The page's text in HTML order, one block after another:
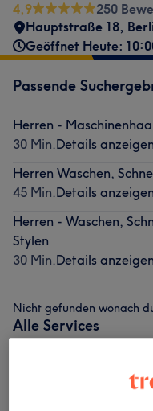
4,9
250
Hauptstraße 18,
Geöffnet Heute:
Passende
Herren -
30 Min.Details anzeigen
Herren Waschen,
45 Min.Details anzeigen
Herren - Waschen,
Stylen
30 Min.Details anzeigen
Nicht gefunden wonach
Alle Services